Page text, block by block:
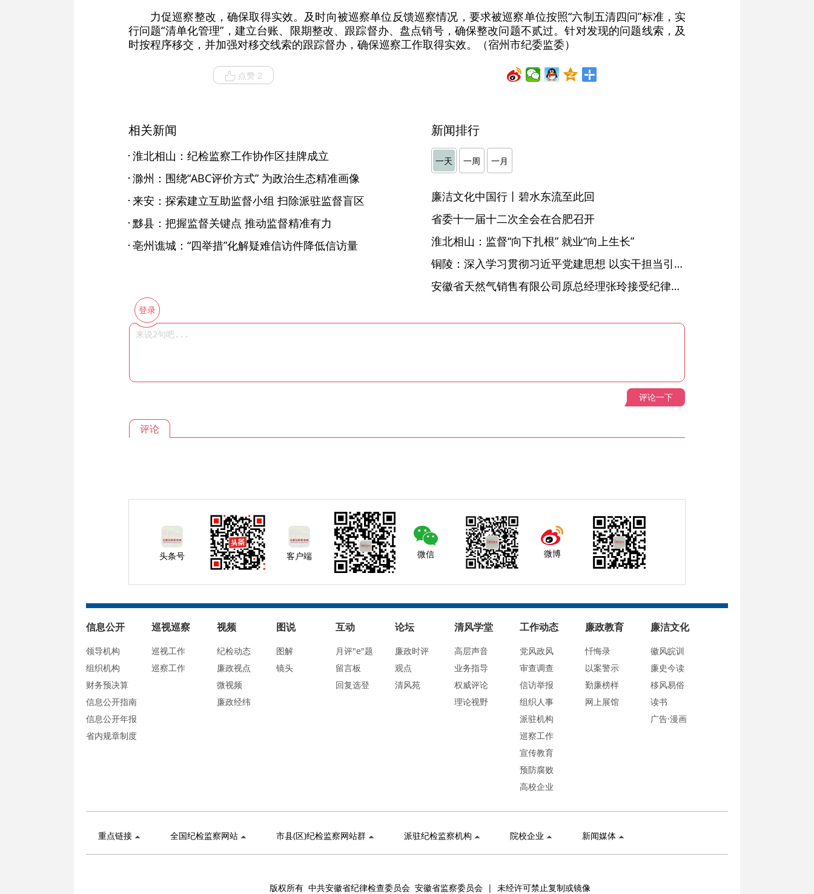
力促巡察整改，确保取得实效。及时向被巡察单位反馈巡察情况，要求被巡察单位按照“六制五清四问”标准，实
行问题“清单化管理”，建立台账、限期整改、跟踪督办、盘点销号，确保整改问题不贰过。针对发现的问题线索，及
时按程序移交，并加强对移交线索的跟踪督办，确保巡察工作取得实效。（宿州市纪委监委）
点赞 2
相关新闻
淮北相山：纪检监察工作协作区挂牌成立
滁州：围绕“ABC评价方式” 为政治生态精准画像
来安：探索建立互助监督小组 扫除派驻监督盲区
黟县：把握监督关键点 推动监督精准有力
亳州谯城：“四举措”化解疑难信访件降低信访量
新闻排行
一天 一周 一月
廉洁文化中国行丨碧水东流至此回
省委十一届十二次全会在合肥召开
淮北相山：监督“向下扎根” 就业“向上生长”
铜陵：深入学习贯彻习近平党建思想 以实干担当引领纪检监察工作高质量发展
安徽省天然气销售有限公司原总经理张玲接受纪律审查和监察调查
登录
评论一下
评论
头条号 客户端 微信 微博
信息公开
领导机构
组织机构
财务预决算
信息公开指南
信息公开年报
省内规章制度
巡视巡察
巡视工作
巡察工作
视频
纪检动态
廉政视点
微视频
廉政经纬
图说
图解
镜头
互动
月评"e"题
留言板
回复选登
论坛
廉政时评
观点
清风苑
清风学堂
高层声音
业务指导
权威评论
理论视野
工作动态
党风政风
审查调查
信访举报
组织人事
派驻机构
巡察工作
宣传教育
预防腐败
高校企业
廉政教育
忏悔录
以案警示
勤廉榜样
网上展馆
廉洁文化
徽风皖训
廉史今读
移风易俗
读书
广告·漫画
重点链接 全国纪检监察网站 市县(区)纪检监察网站群 派驻纪检监察机构 院校企业 新闻媒体
版权所有 中共安徽省纪律检查委员会 安徽省监察委员会 | 未经许可禁止复制或镜像